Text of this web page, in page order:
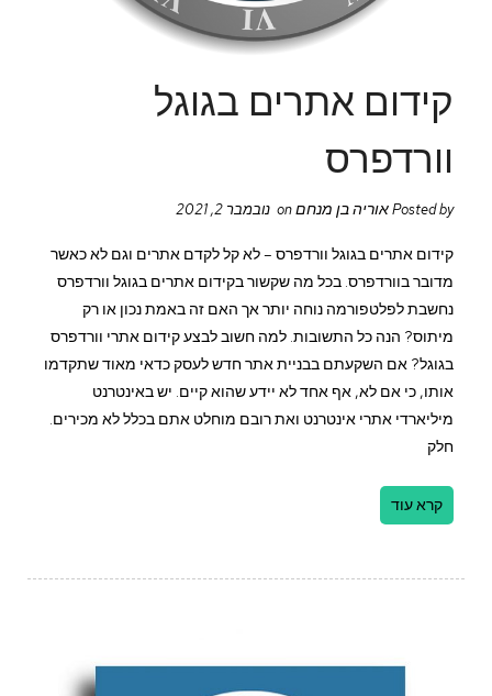
קידום אתרים בגוגל
וורדפרס
Posted byאוריה בן מנחם
קידום אתרים בגוגל וורדפרס – לא קל לקדם אתרים וגם לא כאשר
מדובר בוורדפרס. בכל מה שקשור בקידום אתרים בגוגל וורדפרס
נחשבת לפלטפורמה נוחה יותר אך האם זה באמת נכון או רק
מיתוס? הנה כל התשובות. למה חשוב לבצע קידום אתרי וורדפרס
בגוגל? אם השקעתם בבניית אתר חדש לעסק כדאי מאוד שתקדמו
אותו, כי אם לא, אף אחד לא יידע שהוא קיים. יש באינטרנט
מיליארדי אתרי אינטרנט ואת רובם מוחלט אתם בכלל לא מכירים.
חלק
קרא עוד